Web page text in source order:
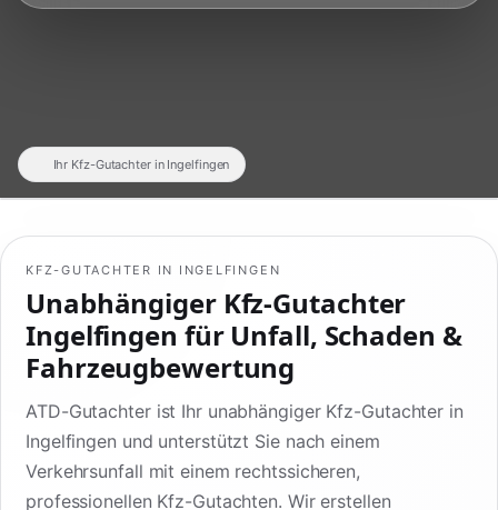
KFZ-GUTACHTER IN INGELFINGEN
Unabhängiger Kfz-Gutachter
Ingelfingen für Unfall, Schaden &
Fahrzeugbewertung
ATD-Gutachter ist Ihr unabhängiger Kfz-Gutachter in
Ingelfingen und unterstützt Sie nach einem
Verkehrsunfall mit einem rechtssicheren,
professionellen Kfz-Gutachten. Wir erstellen
Ihr Kfz-Gutachter in Ingelfingen